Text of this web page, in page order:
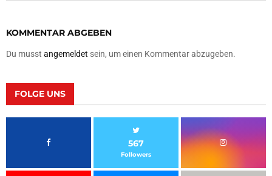
KOMMENTAR ABGEBEN
Du musst angemeldet sein, um einen Kommentar abzugeben.
FOLGE UNS
567
Followers